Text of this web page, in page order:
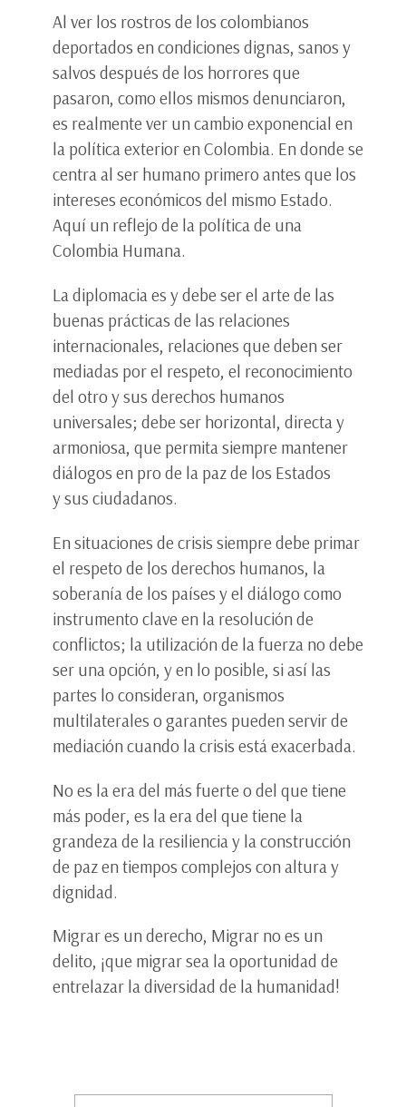
Al ver los rostros de los colombianos
deportados en condiciones dignas, sanos y
salvos después de los horrores que
pasaron, como ellos mismos denunciaron,
es realmente ver un cambio exponencial en
la política exterior en Colombia. En donde se
centra al ser humano primero antes que los
intereses económicos del mismo Estado.
Aquí un reflejo de la política de una
Colombia Humana.
La diplomacia es y debe ser el arte de las
buenas prácticas de las relaciones
internacionales, relaciones que deben ser
mediadas por el respeto, el reconocimiento
del otro y sus derechos humanos
universales; debe ser horizontal, directa y
armoniosa, que permita siempre mantener
diálogos en pro de la paz de los Estados
y sus ciudadanos.
En situaciones de crisis siempre debe primar
el respeto de los derechos humanos, la
soberanía de los países y el diálogo como
instrumento clave en la resolución de
conflictos; la utilización de la fuerza no debe
ser una opción, y en lo posible, si así las
partes lo consideran, organismos
multilaterales o garantes pueden servir de
mediación cuando la crisis está exacerbada.
No es la era del más fuerte o del que tiene
más poder, es la era del que tiene la
grandeza de la resiliencia y la construcción
de paz en tiempos complejos con altura y
dignidad.
Migrar es un derecho, Migrar no es un
delito, ¡que migrar sea la oportunidad de
entrelazar la diversidad de la humanidad!